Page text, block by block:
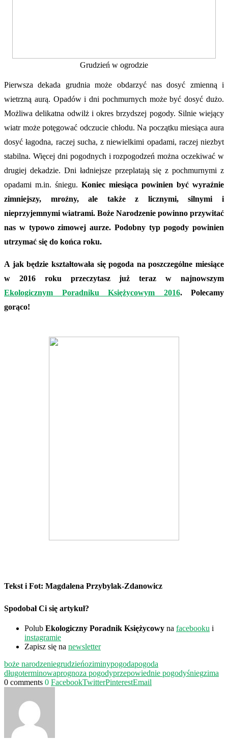
Grudzień w ogrodzie
Pierwsza dekada grudnia może obdarzyć nas dosyć zmienną i
wietrzną aurą. Opadów i dni pochmurnych może być dosyć dużo.
Możliwa delikatna odwilż i okres brzydszej pogody. Silnie wiejący
wiatr może potęgować odczucie chłodu. Na początku miesiąca aura
dosyć łagodna, raczej sucha, z niewielkimi opadami, raczej niezbyt
stabilna. Więcej dni pogodnych i rozpogodzeń można oczekiwać w
drugiej dekadzie. Dni ładniejsze przeplatają się z pochmurnymi z
opadami m.in. śniegu. Koniec miesiąca powinien być wyraźnie
zimniejszy, mroźny, ale także z licznymi, silnymi i
nieprzyjemnymi wiatrami. Boże Narodzenie powinno przywitać
nas w typowo zimowej aurze. Podobny typ pogody powinien
utrzymać się do końca roku.
A jak będzie kształtowała się pogoda na poszczególne miesiące
w 2016 roku przeczytasz już teraz w najnowszym
Ekologicznym Poradniku Księżycowym 2016. Polecamy
gorąco!
Tekst i Fot: Magdalena Przybylak-Zdanowicz
Spodobał Ci się artykuł?
Polub Ekologiczny Poradnik Księżycowy na facebooku i
instagramie
Zapisz się na newsletter
boże narodzeniegrudzieńoziminypogodapogoda
długoterminowaprognoza pogodyprzepowiednie pogodyśniegzima
0 comments 0 FacebookTwitterPinterestEmail